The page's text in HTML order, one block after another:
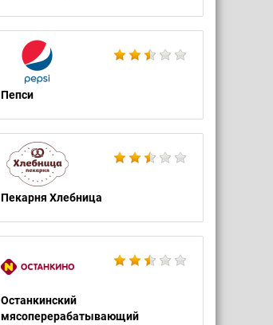
Пепси
Пекарня Хлебница
Останкинский
мясоперерабатывающий